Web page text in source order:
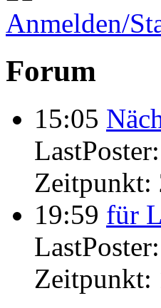
Anmelden/
Forum
15:05
LastPoster:
Zeitpunkt:
19:59 für
LastPoster:
Zeitpunkt: